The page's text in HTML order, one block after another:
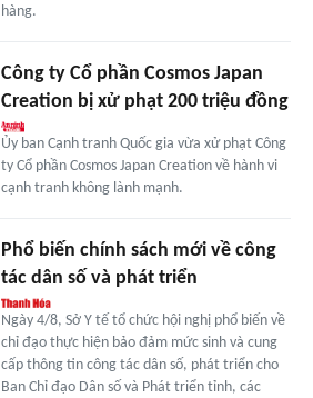
hàng.
Công ty Cổ phần Cosmos Japan
Creation bị xử phạt 200 triệu đồng
Ủy ban Cạnh tranh Quốc gia vừa xử phạt Công
ty Cổ phần Cosmos Japan Creation về hành vi
cạnh tranh không lành mạnh.
Phổ biến chính sách mới về công
tác dân số và phát triển
Ngày 4/8, Sở Y tế tổ chức hội nghị phổ biến về
chỉ đạo thực hiện bảo đảm mức sinh và cung
cấp thông tin công tác dân số, phát triển cho
Ban Chỉ đạo Dân số và Phát triển tỉnh, các